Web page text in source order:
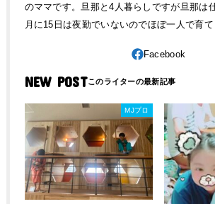
のママです。旦那と4人暮らしですが旦那は
月に15日は夜勤でいないのでほぼ一人で育て
NEW POST
MJプロ